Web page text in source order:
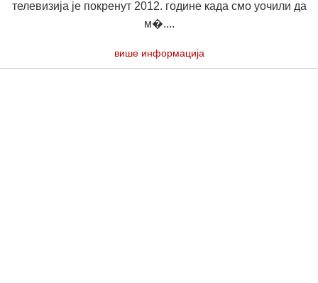
телевизија је покренут 2012. године када смо уочили да
м�....
више информација